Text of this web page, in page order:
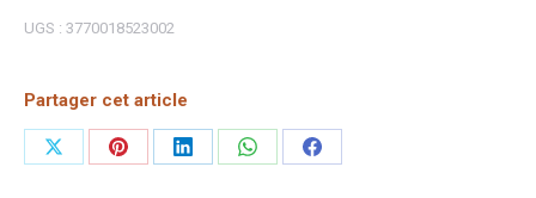
le
?"
UGS : 3770018523002
Partager cet article
PartagerPartagerPartagerPartagerPartager